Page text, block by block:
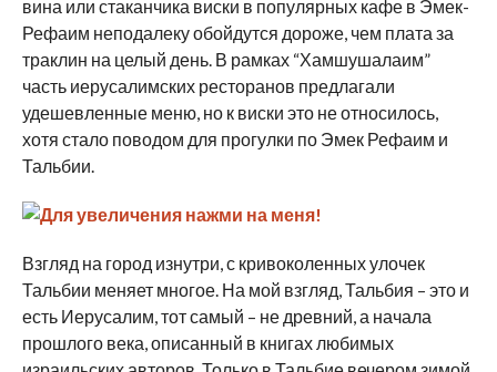
вина или стаканчика виски в популярных кафе в Эмек-
Рефаим неподалеку обойдутся дороже, чем плата за
траклин на целый день. В рамках “Хамшушалаим”
часть иерусалимских ресторанов предлагали
удешевленные меню, но к виски это не относилось,
хотя стало поводом для прогулки по Эмек Рефаим и
Тальбии.
Взгляд на город изнутри, с кривоколенных улочек
Тальбии меняет многое. На мой взгляд, Тальбия – это и
есть Иерусалим, тот самый – не древний, а начала
прошлого века, описанный в книгах любимых